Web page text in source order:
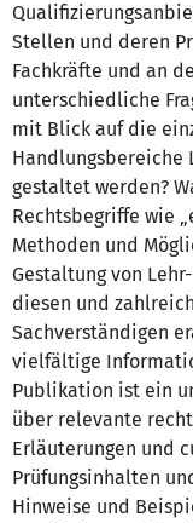
Stellen und deren
Fachkräfte und an
unterschiedliche
mit Blick auf die
Handlungsbereiche
gestaltet werden?
Rechtsbegriffe wie
Methoden und
Gestaltung von
diesen und
Sachverständigen
vielfältige
Publikation ist ein
über relevante
Erläuterungen und
Prüfungsinhalten
Hinweise und